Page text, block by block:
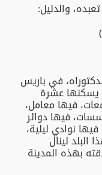
والدليل:
في باريس
يسكنها عشرة
فيها معامل،
فيها دوائر
نوادي ليلية،
لينال
بهذه المدينة